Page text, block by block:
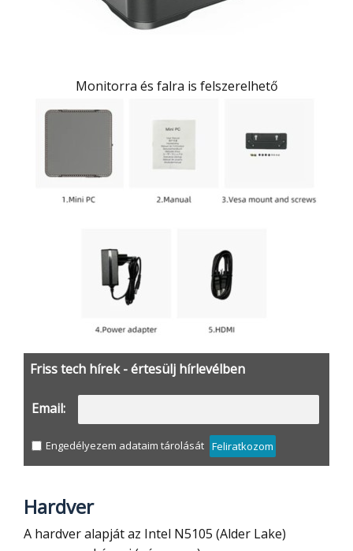
Monitorra és falra is felszerelhető
Friss tech hírek - értesülj hírlevélben
Email:
Engedélyezem adataim tárolását Feliratkozom
Hardver
A hardver alapját az Intel N5105 (Alder Lake)